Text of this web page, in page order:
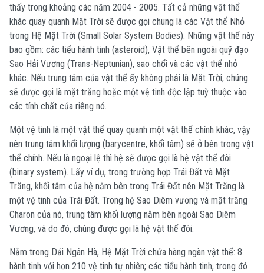
thấy trong khoảng các năm 2004 - 2005. Tất cả những vật thể
khác quay quanh Mặt Trời sẽ được gọi chung là các Vật thể Nhỏ
trong Hệ Mặt Trời (Small Solar System Bodies). Những vật thể này
bao gồm: các tiểu hành tinh (asteroid), Vật thể bên ngoài quỹ đạo
Sao Hải Vương (Trans-Neptunian), sao chổi và các vật thể nhỏ
khác. Nếu trung tâm của vật thể ấy không phải là Mặt Trời, chúng
sẽ được gọi là mặt trăng hoặc một vệ tinh độc lập tuỳ thuộc vào
các tính chất của riêng nó.
Một vệ tinh là một vật thể quay quanh một vật thể chính khác, vậy
nên trung tâm khối lượng (barycentre, khối tâm) sẽ ở bên trong vật
thể chính. Nếu là ngoại lệ thì hệ sẽ được gọi là hệ vật thể đôi
(binary system). Lấy ví dụ, trong trường hợp Trái Đất và Mặt
Trăng, khối tâm của hệ nằm bên trong Trái Đất nên Mặt Trăng là
một vệ tinh của Trái Đất. Trong hệ Sao Diêm vương và mặt trăng
Charon của nó, trung tâm khối lượng nằm bên ngoài Sao Diêm
Vương, và do đó, chúng được gọi là hệ vật thể đôi.
Nằm trong Dải Ngân Hà, Hệ Mặt Trời chứa hàng ngàn vật thể: 8
hành tinh với hơn 210 vệ tinh tự nhiên; các tiểu hành tinh, trong đó